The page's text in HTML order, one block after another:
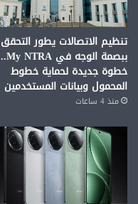
تنظيم الاتصالات يطور التحقق
ببصمة الوجه في My NTRA..
خطوة جديدة لحماية خطوط
المحمول وبيانات المستخدمين
منذ 4 ساعات